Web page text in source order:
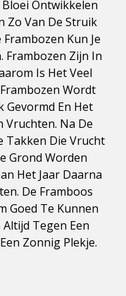
Ontwikkelen
Zo Van De Struik
Kun Je
Frambozen Zijn In
Is Het Veel
Wordt
Gevormd En Het
Vruchten. Na De
Takken Die Vrucht
Grond Worden
Het Jaar Daarna
De Framboos
Goed Te Kunnen
Tegen Een
Zonnig Plekje.